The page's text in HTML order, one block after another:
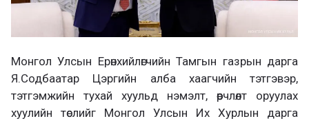
Монгол Улсын Ерөнхийлөгчийн Тамгын газрын дарга
Я.Содбаатар Цэргийн алба хаагчийн тэтгэвэр,
тэтгэмжийн тухай хуульд нэмэлт, өөрчлөлт оруулах
хуулийн төслийг Монгол Улсын Их Хурлын дарга